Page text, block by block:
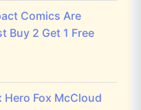
Comics Are
Buy 2 Get 1 Free
Fox McCloud